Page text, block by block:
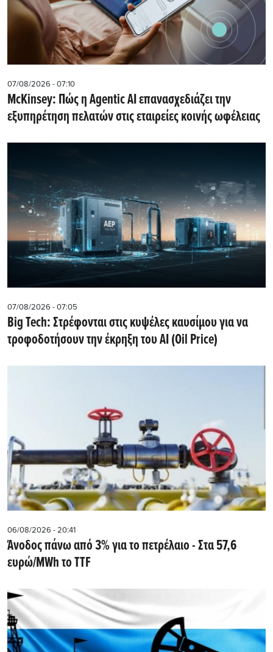
07/08/2026 - 07:10
McKinsey: Πώς η Agentic AI επανασχεδιάζει την
εξυπηρέτηση πελατών στις εταιρείες κοινής ωφέλειας
07/08/2026 - 07:05
Big Tech: Στρέφονται στις κυψέλες καυσίμου για να
τροφοδοτήσουν την έκρηξη του AI (Oil Price)
06/08/2026 - 20:41
Άνοδος πάνω από 3% για το πετρέλαιο - Στα 57,6
ευρώ/MWh το TTF